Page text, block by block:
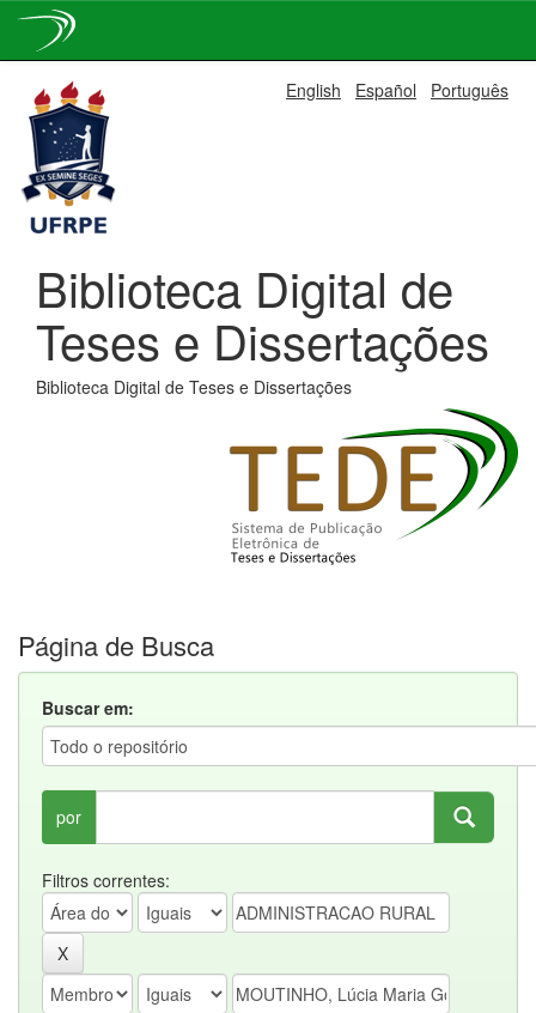
navigation
English Español Português
Biblioteca Digital de
Teses e Dissertações
Biblioteca Digital de Teses e Dissertações
Página de Busca
Buscar em:
por
Filtros correntes: